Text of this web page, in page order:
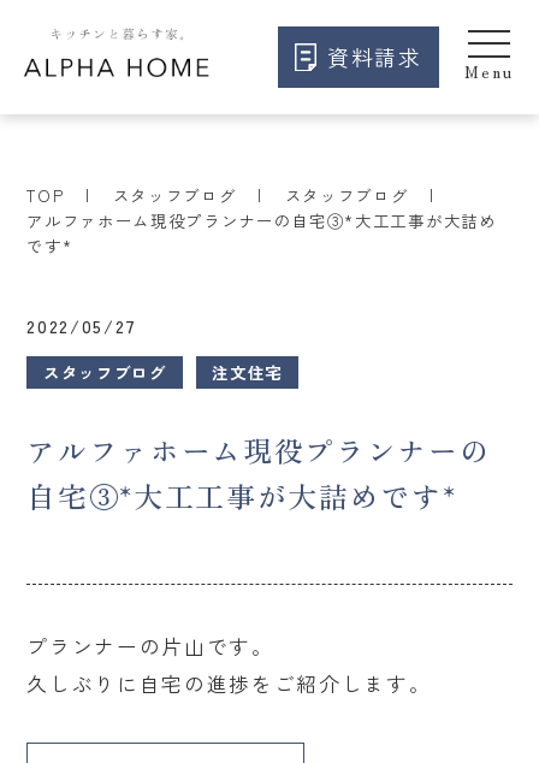
資料請求
TOP スタッフブログ
スタッフブログ
アルファホーム現役プランナーの自宅③*大工工事が大詰め
です*
2022/05/27
スタッフブログ 注文住宅
アルファホーム現役プランナーの
自宅③*大工工事が大詰めです*
プランナーの片山です。
久しぶりに自宅の進捗をご紹介します。